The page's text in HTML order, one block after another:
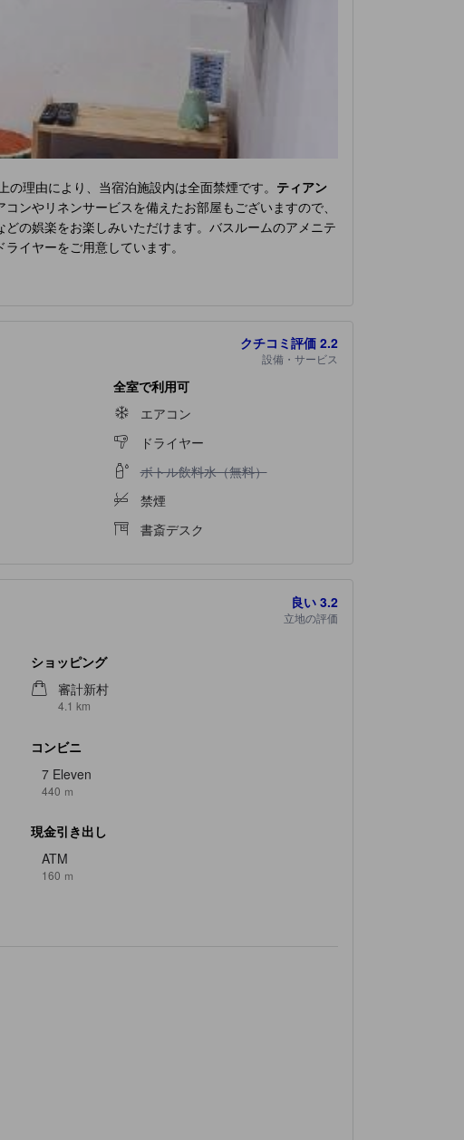
理由により、当宿泊施設内は全面禁煙です。 ティアン
ンやリネンサービスを備えたお部屋もございますので、
の娯楽をお楽しみいただけます。バスルームのアメニテ
イヤーをご用意しています。
クチコミ評価 2.2
設備・サービス
全室で利用可
エアコン
ドライヤー
ボトル飲料水（無料）不可
ボトル飲料水（無料）
禁煙
書斎デスク
良い 3.2
立地の評価
ショッピング
審計新村
4.1 km
コンビニ
7 Eleven
440 ｍ
現金引き出し
ATM
160 ｍ